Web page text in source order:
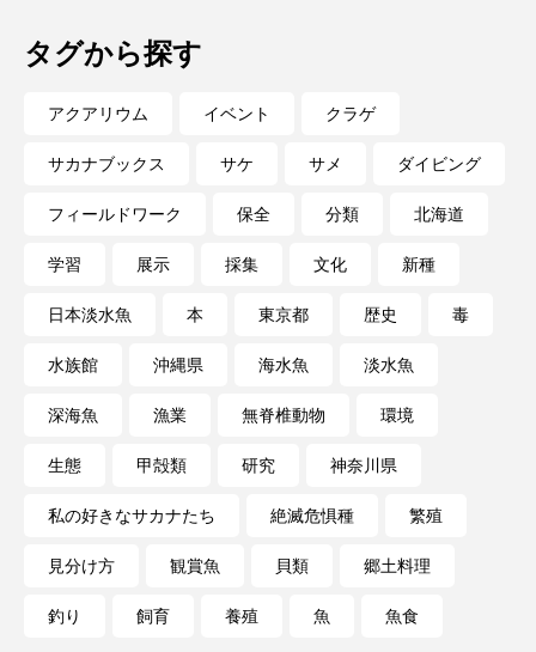
軟体動物 軟骨魚類
郷土料理 釣り 鑑賞魚
長崎ペンギン水族館 雷魚
タグから探す
アクアリウム イベント クラゲ
サカナブックス サケ サメ ダイビング
フィールドワーク 保全 分類 北海道
学習 展示 採集 文化 新種
日本淡水魚 本 東京都 歴史 毒
水族館 沖縄県 海水魚 淡水魚
深海魚 漁業 無脊椎動物 環境
生態 甲殻類 研究 神奈川県
私の好きなサカナたち 絶滅危惧種 繁殖
見分け方 観賞魚 貝類 郷土料理
釣り 飼育 養殖 魚 魚食